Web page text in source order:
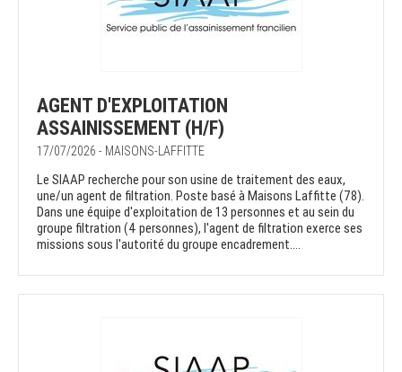
AGENT D'EXPLOITATION
ASSAINISSEMENT (H/F)
17/07/2026 - MAISONS-LAFFITTE
Le SIAAP recherche pour son usine de traitement des eaux,
une/un agent de filtration. Poste basé à Maisons Laffitte (78).
Dans une équipe d'exploitation de 13 personnes et au sein du
groupe filtration (4 personnes), l'agent de filtration exerce ses
missions sous l'autorité du groupe encadrement....